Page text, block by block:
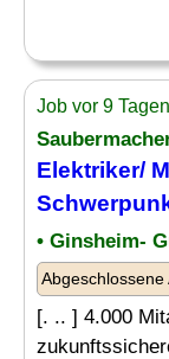
Job vor 9
Elektriker/
• Ginsheim-
Abgeschlossene
[. .. ] 4.000